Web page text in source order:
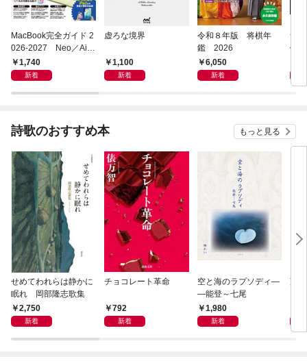
MacBook完全ガイド 2
026-2027 Neo／Air
／Pro対応
1,740
新着
虚ろな境界
1,100
新着
令和８年版 将棋年
鑑 2026
6,050
新着
つ
像
詩歌のおすすめ本 もっと見る
せめてわれらは静かに
眠れ 岡部隆志歌集
2,750
新着
チョコレート革命
792
新着
空と海のラプソディ―
―能登～七尾
1,980
新着
藤